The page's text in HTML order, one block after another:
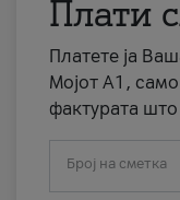
Плати
Платете ја
Мојот А1, само
фактурата што
Број на сметка